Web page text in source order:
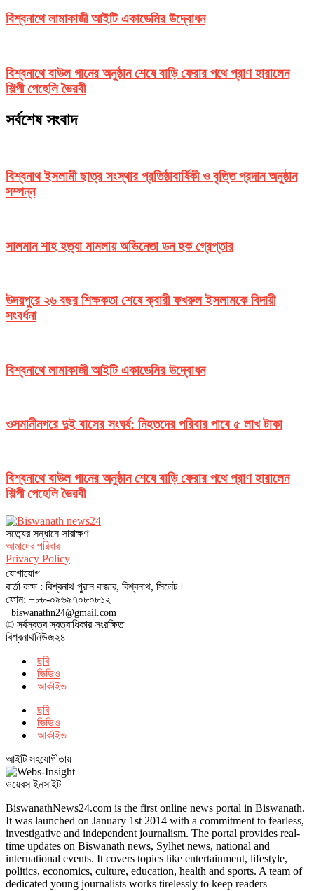
বিশ্বনাথে লামাকাজী আইটি একাডেমির উদ্বোধন
বিশ্বনাথে বাউল গানের অনুষ্ঠান শেষে বাড়ি ফেরার পথে প্রাণ হারালেন
শিল্পী পেহেলি ভৈরবী
সর্বশেষ সংবাদ
বিশ্বনাথ ইসলামী ছাত্র সংস্থার প্রতিষ্ঠাবার্ষিকী ও বৃত্তি প্রদান অনুষ্ঠান
সম্পন্ন
সালমান শাহ হত্যা মামলায় অভিনেতা ডন হক গ্রেপ্তার
উদয়পুরে ২৬ বছর শিক্ষকতা শেষে ক্বারী ফখরুল ইসলামকে বিদায়ী
সংবর্ধনা
বিশ্বনাথে লামাকাজী আইটি একাডেমির উদ্বোধন
ওসমানীনগরে দুই বাসের সংঘর্ষ: নিহতদের পরিবার পাবে ৫ লাখ টাকা
বিশ্বনাথে বাউল গানের অনুষ্ঠান শেষে বাড়ি ফেরার পথে প্রাণ হারালেন
শিল্পী পেহেলি ভৈরবী
সত‌্যের সন্ধানে সারাক্ষণ
আমাদের পরিবার
Privacy Policy
যোগাযোগ
বার্তা কক্ষ : বিশ্বনাথ পুরান বাজার, বিশ্বনাথ, সিলেট।
ফোন: +৮৮-০৯৬৯৭০৮০৮১২
biswanathn24@gmail.com
© সর্বস্বত্ব স্বত্বাধিকার সংরক্ষিত
বিশ্বনাথনিউজ২৪
ছবি
ভিডিও
আর্কাইভ
ছবি
ভিডিও
আর্কাইভ
আইটি সহযোগীতায়
ওয়েবস ইনসাইট
BiswanathNews24.com is the first online news portal in Biswanath.
It was launched on January 1st 2014 with a commitment to fearless,
investigative and independent journalism. The portal provides real-
time updates on Biswanath news, Sylhet news, national and
international events. It covers topics like entertainment, lifestyle,
politics, economics, culture, education, health and sports. A team of
dedicated young journalists works tirelessly to keep readers